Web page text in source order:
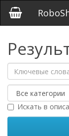
Искать в